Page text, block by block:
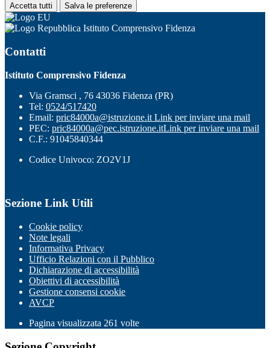
Accetta tutti Salva le preferenze
Istituto Comprensivo Fidenza
Contatti
Istituto Comprensivo Fidenza
Via Gramsci , 76 43036 Fidenza (PR)
Tel: 0524/517420
Email: pric84000a@istruzione.it Link per inviare una mail
PEC: pric84000a@pec.istruzione.itLink per inviare una mail
C.F.: 91045840344
Codice Univoco: ZO2V1J
Sezione Link Utili
Cookie policy
Note legali
Informativa Privacy
Ufficio Relazioni con il Pubblico
Dichiarazione di accessibilità
Obiettivi di accessibilità
Gestione consensi cookie
AVCP
Pagina visualizzata 261 volte